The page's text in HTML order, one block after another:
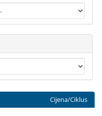
Cijena/Ciklus